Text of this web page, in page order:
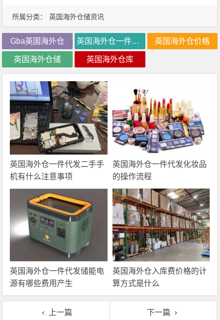
所属分类： 英国海外仓储资讯
Gba英国海外仓 英国海外仓一件代发 英国海外仓价格
英国海外仓储 英国海外仓库
英国海外仓一件代发二手手
机有什么注意事项
英国海外仓一件代发化妆品
的操作流程
英国海外仓一件代发储能电
源有哪些费用产生
英国海外仓入库费价格的计
算方式是什么
上一篇
下一篇